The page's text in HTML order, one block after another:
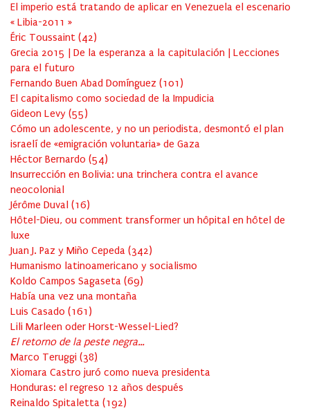
El imperio está tratando de aplicar en Venezuela el escenario
« Libia-2011 »
Éric Toussaint (42)
Grecia 2015 | De la esperanza a la capitulación | Lecciones
para el futuro
Fernando Buen Abad Domínguez (101 )
El capitalismo como sociedad de la Impudicia
Gideon Levy (55)
Cómo un adolescente, y no un periodista, desmontó el plan
israelí de «emigración voluntaria» de Gaza
Héctor Bernardo (54)
Insurrección en Bolivia: una trinchera contra el avance
neocolonial
Jérôme Duval (16)
Hôtel-Dieu, ou comment transformer un hôpital en hôtel de
luxe
Juan J. Paz y Miño Cepeda (342)
Humanismo latinoamericano y socialismo
Koldo Campos Sagaseta (69)
Había una vez una montaña
Luis Casado (161 )
Lili Marleen oder Horst-Wessel-Lied?
El retorno de la peste negra…
Marco Teruggi (38)
Xiomara Castro juró como nueva presidenta
Honduras: el regreso 12 años después
Reinaldo Spitaletta (192)